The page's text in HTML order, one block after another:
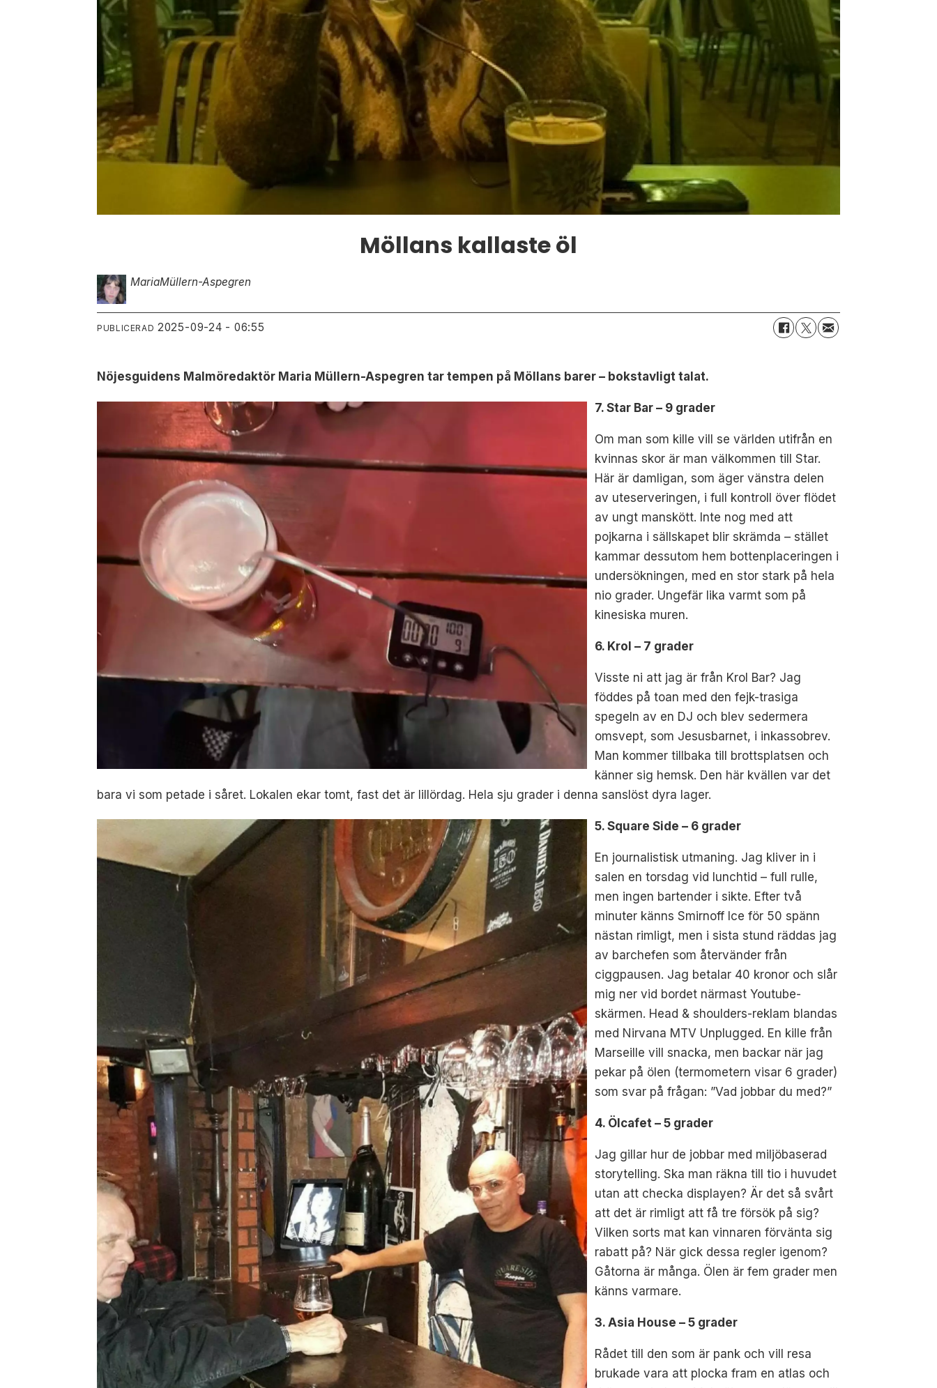
Möllans kallaste öl
MariaMüllern-Aspegren
PUBLICERAD 2025-09-24 - 06:55
Nöjesguidens Malmöredaktör Maria Müllern-Aspegren tar tempen på Möllans barer – bokstavligt talat.
7. Star Bar – 9 grader
Om man som kille vill se världen utifrån en
kvinnas skor är man välkommen till Star.
Här är damligan, som äger vänstra delen
av uteserveringen, i full kontroll över flödet
av ungt manskött. Inte nog med att
pojkarna i sällskapet blir skrämda – stället
kammar dessutom hem bottenplaceringen i
undersökningen, med en stor stark på hela
nio grader. Ungefär lika varmt som på
kinesiska muren.
6. Krol – 7 grader
Visste ni att jag är från Krol Bar? Jag
föddes på toan med den fejk-trasiga
spegeln av en DJ och blev sedermera
omsvept, som Jesusbarnet, i inkassobrev.
Man kommer tillbaka till brottsplatsen och
känner sig hemsk. Den här kvällen var det
bara vi som petade i såret. Lokalen ekar tomt, fast det är lillördag. Hela sju grader i denna sanslöst dyra lager.
5. Square Side – 6 grader
En journalistisk utmaning. Jag kliver in i
salen en torsdag vid lunchtid – full rulle,
men ingen bartender i sikte. Efter två
minuter känns Smirnoff Ice för 50 spänn
nästan rimligt, men i sista stund räddas jag
av barchefen som återvänder från
ciggpausen. Jag betalar 40 kronor och slår
mig ner vid bordet närmast Youtube-
skärmen. Head & shoulders-reklam blandas
med Nirvana MTV Unplugged. En kille från
Marseille vill snacka, men backar när jag
pekar på ölen (termometern visar 6 grader)
som svar på frågan: ”Vad jobbar du med?”
4. Ölcafet – 5 grader
Jag gillar hur de jobbar med miljöbaserad
storytelling. Ska man räkna till tio i huvudet
utan att checka displayen? Är det så svårt
att det är rimligt att få tre försök på sig?
Vilken sorts mat kan vinnaren förvänta sig
rabatt på? När gick dessa regler igenom?
Gåtorna är många. Ölen är fem grader men
känns varmare.
3. Asia House – 5 grader
Rådet till den som är pank och vill resa
brukade vara att plocka fram en atlas och